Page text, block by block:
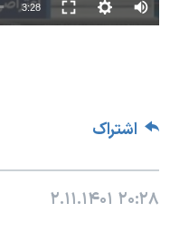
3:28
اشتراک
۲۰:۲۸ ۲.۱۱.۱۴۰۱